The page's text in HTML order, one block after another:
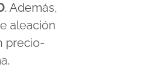
. Además,
aleación
precio-